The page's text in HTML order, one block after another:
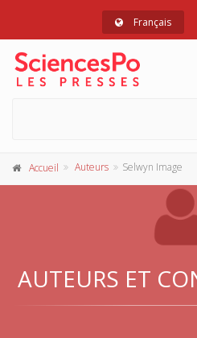
Français
Accueil Auteurs Selwyn Image
AUTEURS ET